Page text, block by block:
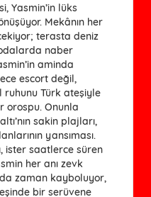
Yasmin’in lüks
Mekânın her
terasta deniz
naber
aminda
escort değil,
ruhunu Türk ateşiyle
Onunla
sakin plajları,
yansıması.
ister saatlerce süren
her anı zevk
zaman kayboluyor,
bir serüvene